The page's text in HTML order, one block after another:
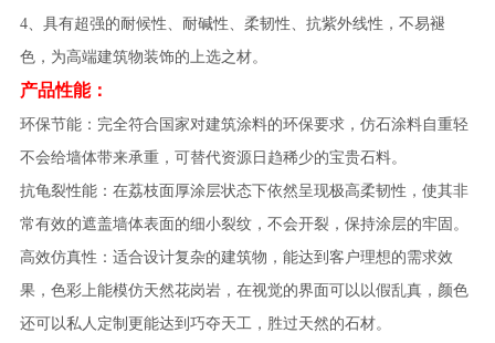
4、具有超强的耐候性、耐碱性、柔韧性、抗紫外线性，不易褪
色，为高端建筑物装饰的上选之材。
产品性能：
环保节能：完全符合国家对建筑涂料的环保要求，仿石涂料自重轻
不会给墙体带来承重，可替代资源日趋稀少的宝贵石料。
抗龟裂性能：在荔枝面厚涂层状态下依然呈现极高柔韧性，使其非
常有效的遮盖墙体表面的细小裂纹，不会开裂，保持涂层的牢固。
高效仿真性：适合设计复杂的建筑物，能达到客户理想的需求效
果，色彩上能模仿天然花岗岩，在视觉的界面可以以假乱真，颜色
还可以私人定制更能达到巧夺天工，胜过天然的石材。